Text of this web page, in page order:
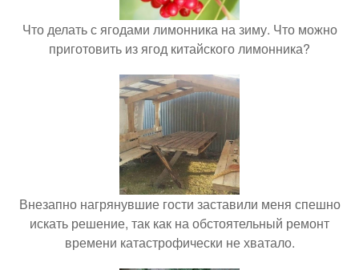
Что делать с ягодами лимонника на зиму. Что можно
приготовить из ягод китайского лимонника?
Внезапно нагрянувшие гости заставили меня спешно
искать решение, так как на обстоятельный ремонт
времени катастрофически не хватало.